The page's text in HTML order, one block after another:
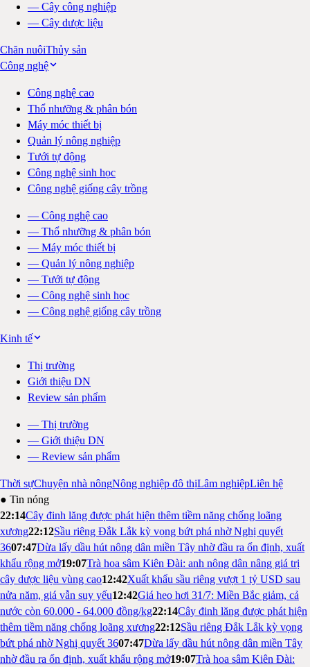
— Cây công nghiệp
— Cây dược liệu
Chăn nuôiThủy sản
Công nghệ
Công nghệ cao
Thổ nhưỡng & phân bón
Máy móc thiết bị
Quản lý nông nghiệp
Tưới tự động
Công nghệ sinh học
Công nghệ giống cây trồng
— Công nghệ cao
— Thổ nhưỡng & phân bón
— Máy móc thiết bị
— Quản lý nông nghiệp
— Tưới tự động
— Công nghệ sinh học
— Công nghệ giống cây trồng
Kinh tế
Thị trường
Giới thiệu DN
Review sản phẩm
— Thị trường
— Giới thiệu DN
— Review sản phẩm
Thời sựChuyện nhà nôngNông nghiệp đô thịLâm nghiệpLiên hệ
● Tin nóng
22:14Cây đinh lăng được phát hiện thêm tiềm năng chống loãng
xương22:12Sầu riêng Đắk Lắk kỳ vọng bứt phá nhờ Nghị quyết
3607:47Dừa lấy dầu hút nông dân miền Tây nhờ đầu ra ổn định, xuất
khẩu rộng mở19:07Trà hoa sâm Kiên Đài: anh nông dân nâng giá trị
cây dược liệu vùng cao12:42Xuất khẩu sầu riêng vượt 1 tỷ USD sau
nửa năm, giá vẫn suy yếu12:42Giá heo hơi 31/7: Miền Bắc giảm, cả
nước còn 60.000 - 64.000 đồng/kg22:14Cây đinh lăng được phát hiện
thêm tiềm năng chống loãng xương22:12Sầu riêng Đắk Lắk kỳ vọng
bứt phá nhờ Nghị quyết 3607:47Dừa lấy dầu hút nông dân miền Tây
nhờ đầu ra ổn định, xuất khẩu rộng mở19:07Trà hoa sâm Kiên Đài: